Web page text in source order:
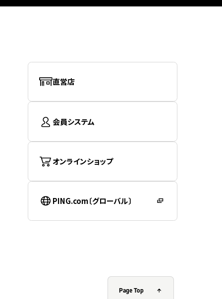
直営店
会員システム
オンラインショップ
PING.com〔グローバル〕
Page Top